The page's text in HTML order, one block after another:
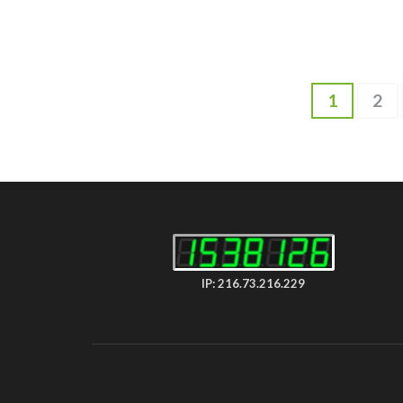
Page
1 Page
2
IP: 216.73.216.229